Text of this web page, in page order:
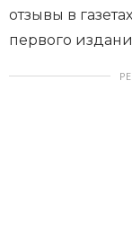
отзывы в
первого